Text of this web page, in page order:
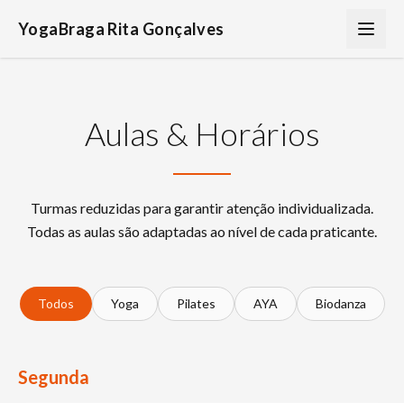
YogaBraga Rita Gonçalves
Aulas & Horários
Turmas reduzidas para garantir atenção individualizada.
Todas as aulas são adaptadas ao nível de cada praticante.
Todos Yoga Pilates AYA Biodanza
Segunda